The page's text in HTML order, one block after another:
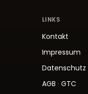
LINKS
Kontakt
Impressum
Datenschutz
AGB · GTC